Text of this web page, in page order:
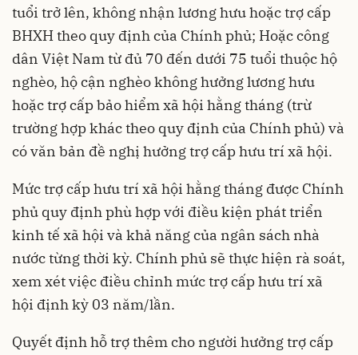
tuổi trở lên, không nhận lương hưu hoặc trợ cấp
BHXH theo quy định của Chính phủ; Hoặc công
dân Việt Nam từ đủ 70 đến dưới 75 tuổi thuộc hộ
nghèo, hộ cận nghèo không hưởng lương hưu
hoặc trợ cấp bảo hiểm xã hội hằng tháng (trừ
trường hợp khác theo quy định của Chính phủ) và
có văn bản đề nghị hưởng trợ cấp hưu trí xã hội.
Mức trợ cấp hưu trí xã hội hằng tháng được Chính
phủ quy định phù hợp với điều kiện phát triển
kinh tế xã hội và khả năng của ngân sách nhà
nước từng thời kỳ. Chính phủ sẽ thực hiện rà soát,
xem xét việc điều chỉnh mức trợ cấp hưu trí xã
hội định kỳ 03 năm/lần.
Quyết định hỗ trợ thêm cho người hưởng trợ cấp